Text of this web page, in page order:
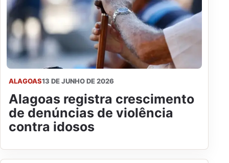
ALAGOAS13 DE JUNHO DE 2026
Alagoas registra crescimento
de denúncias de violência
contra idosos